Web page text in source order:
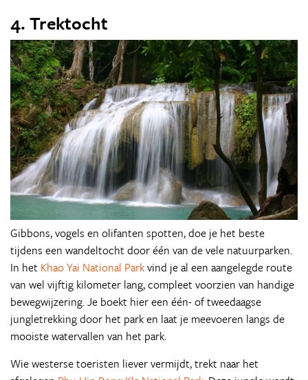
4. Trektocht
Gibbons, vogels en olifanten spotten, doe je het beste
tijdens een wandeltocht door één van de vele natuurparken.
In het Khao Yai National Parkvind je al een aangelegde route
van wel vijftig kilometer lang, compleet voorzien van handige
bewegwijzering. Je boekt hier een één- of tweedaagse
jungletrekking door het park en laat je meevoeren langs de
mooiste watervallen van het park.
Wie westerse toeristen liever vermijdt, trekt naar het